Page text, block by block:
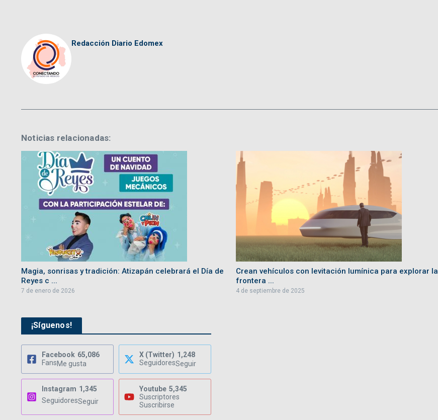
Redacción Diario Edomex
Noticias relacionadas:
Magia, sonrisas y tradición: Atizapán celebrará el Día de
Reyes c ...
7 de enero de 2026
Crean vehículos con levitación lumínica para explorar la
frontera ...
4 de septiembre de 2025
¡Síguenos!
Facebook 65,086
FansMe gusta
X (Twitter) 1,248
SeguidoresSeguir
Instagram 1,345
SeguidoresSeguir
Youtube 5,345
Suscriptores
Suscribirse